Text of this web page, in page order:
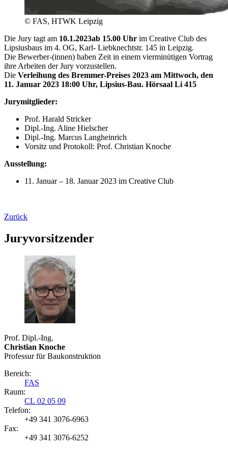
© FAS, HTWK Leipzig
Die Jury tagt am 10.1.2023ab 15.00 Uhr im Creative Club des
Lipsiusbaus im 4. OG, Karl- Liebknechtstr. 145 in Leipzig.
Die Bewerber-(innen) haben Zeit in einem vierminütigen Vortrag
ihre Arbeiten der Jury vorzustellen.
Die Verleihung des Bremmer-Preises 2023 am Mittwoch, den
11. Januar 2023 18:00 Uhr, Lipsius-Bau. Hörsaal Li 415
Jurymitglieder:
Prof. Harald Stricker
Dipl.-Ing. Aline Hielscher
Dipl.-Ing. Marcus Langheinrich
Vorsitz und Protokoll: Prof. Christian Knoche
Ausstellung:
11. Januar – 18. Januar 2023 im Creative Club
Zurück
Juryvorsitzender
Prof. Dipl.-Ing.
Christian Knoche
Professur für Baukonstruktion
Bereich:
FAS
Raum:
CL 02 05 09
Telefon:
+49 341 3076-6963
Fax:
+49 341 3076-6252